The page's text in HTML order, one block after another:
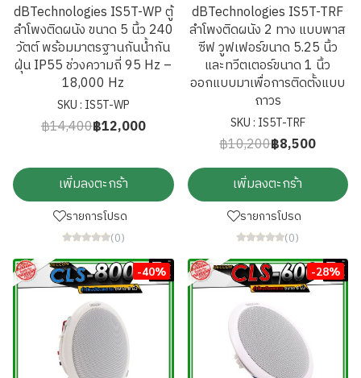
dBTechnologies IS5T-WP ตู้
ลำโพงติดผนัง ขนาด 5 นิ้ว 240
วัตต์ พร้อมมาตรฐานกันน้ำกัน
ฝุ่น IP55 ช่วงความถี่ 95 Hz –
18,000 Hz
SKU : IS5T-WP
฿14,400฿12,000
เพิ่มลงตะกร้า
รายการโปรด
(0)
dBTechnologies IS5T-TRF
ลำโพงติดผนัง 2 ทาง แบบพาส
ซีฟ วูฟเฟอร์ขนาด 5.25 นิ้ว
และทวีตเตอร์ขนาด 1 นิ้ว
ออกแบบมาเพื่อการติดตั้งแบบ
ถาวร
SKU : IS5T-TRF
฿10,200฿8,500
เพิ่มลงตะกร้า
รายการโปรด
(0)
-40% -28%